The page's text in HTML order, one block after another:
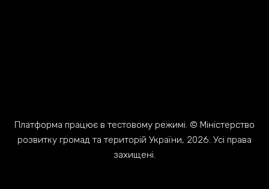
Платформа працює в тестовому режимі. © Міністерство
розвитку громад та територій України, 2026. Усі права
захищені.